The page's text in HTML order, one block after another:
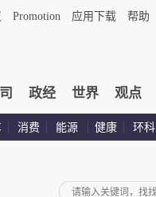
Promotion 应用下载 帮助
政经 世界 观点
消费 能源 健康 环科